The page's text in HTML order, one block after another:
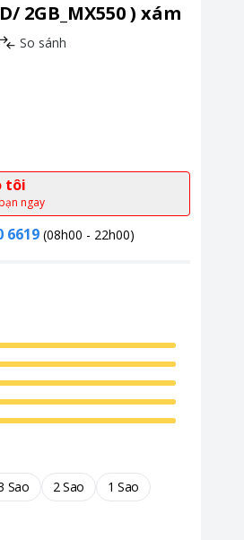
2GB_MX550 ) xám
So sánh
tôi
ngay
6619 (08h00 - 22h00)
Sao 2 Sao 1 Sao